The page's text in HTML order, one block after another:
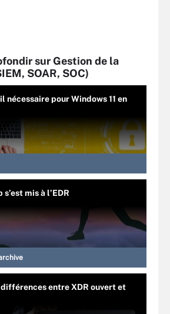
sur Gestion de la
SOAR, SOC)
nécessaire pour Windows 11 en
mis à l’EDR
entre XDR ouvert et